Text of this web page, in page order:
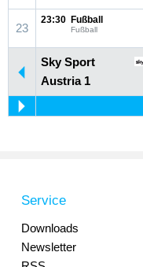
23
23:30 Fußball
Fußball
Sky Sport
Austria 1
Service
Downloads
Newsletter